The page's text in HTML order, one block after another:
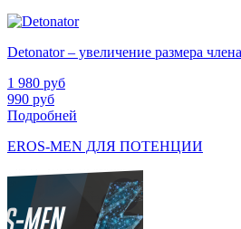
Detonator – увеличение размера
1 980 руб
990 руб
Подробней
EROS-MEN ДЛЯ ПОТЕНЦИИ